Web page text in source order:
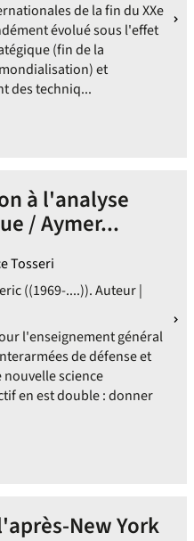
de la fin du XXe
évolué sous l'effet
(fin de la
et
des techniq...
à l'analyse
/ Aymer...
Tosseri
((1969-....)). Auteur |
l'enseignement général
de défense et
science
en est double : donner
New York